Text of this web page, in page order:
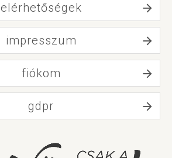
elérhetőségek
impresszum
fiókom
gdpr